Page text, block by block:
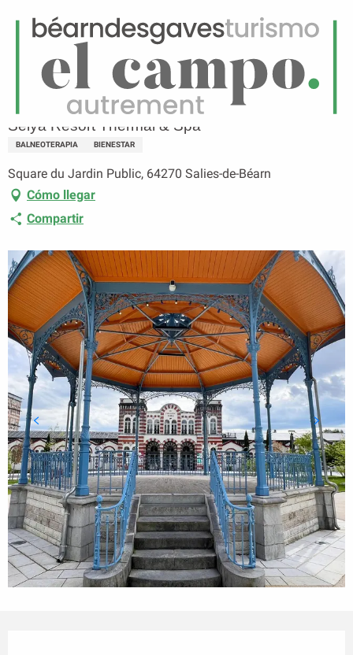
Menú
Página principal Selya Resort Thermal & Spa
Selya Resort Thermal & Spa
BALNEOTERAPIA BIENESTAR
Square du Jardin Public, 64270 Salies-de-Béarn
Cómo llegar
Compartir